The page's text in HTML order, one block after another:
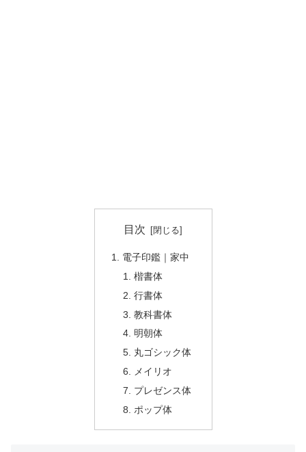
目次
電子印鑑｜家中
楷書体
行書体
教科書体
明朝体
丸ゴシック体
メイリオ
プレゼンス体
ポップ体